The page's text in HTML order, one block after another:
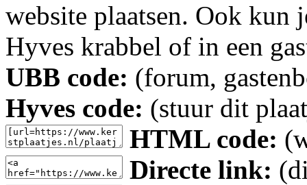
website plaatsen. Ook kun
Hyves krabbel of in een
UBB code: (forum,
Hyves code: (stuur dit
HTML code:
Directe link: